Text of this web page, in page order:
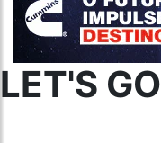
LET'S GO